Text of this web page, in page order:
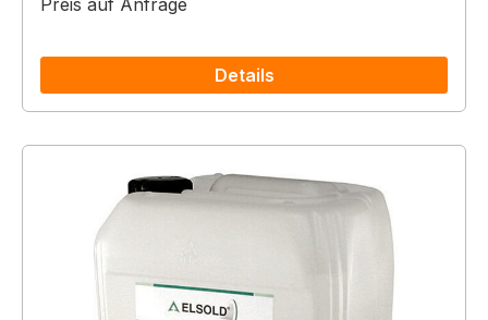
Preis auf Anfrage
Details